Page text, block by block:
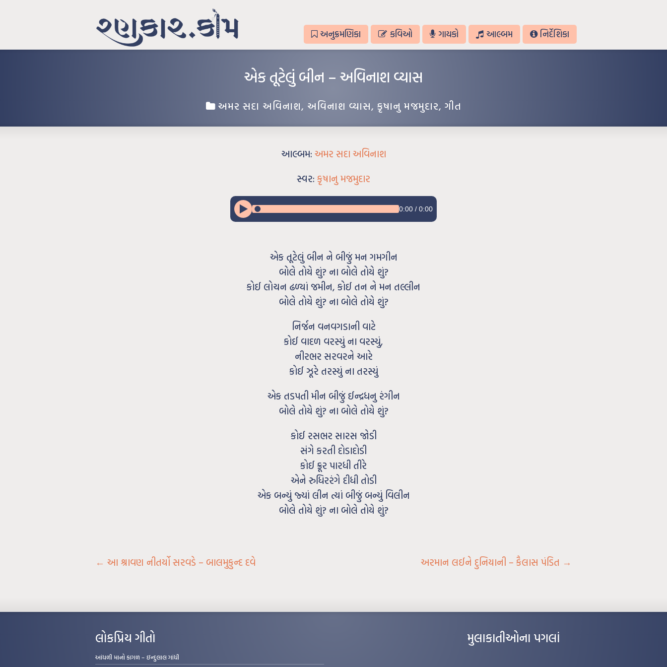
અનુક્રમણિકા કવિઓ ગાયકો આલ્બમ નિર્દેશિકા
એક તૂટેલું બીન – અવિનાશ વ્યાસ
અમર સદા અવિનાશ, અવિનાશ વ્યાસ, કૃષાનુ મજમુદાર, ગીત
આલ્બમ: અમર સદા અવિનાશ
સ્વર: કૃષાનુ મજમુદાર
0:00 / 0:00
એક તૂટેલું બીન ને બીજું મન ગમગીન
બોલે તોયે શું? ના બોલે તોયે શું?
કોઈ લોચન ઢળ્યાં જમીન, કોઈ તન ને મન તલ્લીન
બોલે તોયે શું? ના બોલે તોયે શું?
નિર્જન વનવગડાની વાટે
કોઈ વાદળ વરસ્યું ના વરસ્યું,
નીરભર સરવરને આરે
કોઈ ઝૂરે તરસ્યું ના તરસ્યું
એક તડપતી મીન બીજું ઈન્દ્રધનુ રંગીન
બોલે તોયે શું? ના બોલે તોયે શું?
કોઈ રસભર સારસ જોડી
સંગે કરતી દોડાદોડી
કોઈ ક્રૂર પારધી તીરે
એને રુધિરરંગે દીધી તોડી
એક બન્યું જ્યાં લીન ત્યાં બીજું બન્યું વિલીન
બોલે તોયે શું? ના બોલે તોયે શું?
← આ શ્રાવણ નીતર્યો સરવડે – બાલમુકુન્દ દવે અરમાન લઈને દુનિયાની – કૈલાસ પંડિત →
લોકપ્રિય ગીતો
આંધળી માનો કાગળ – ઇન્દુલાલ ગાંધી
મુલાકાતીઓના પગલાં